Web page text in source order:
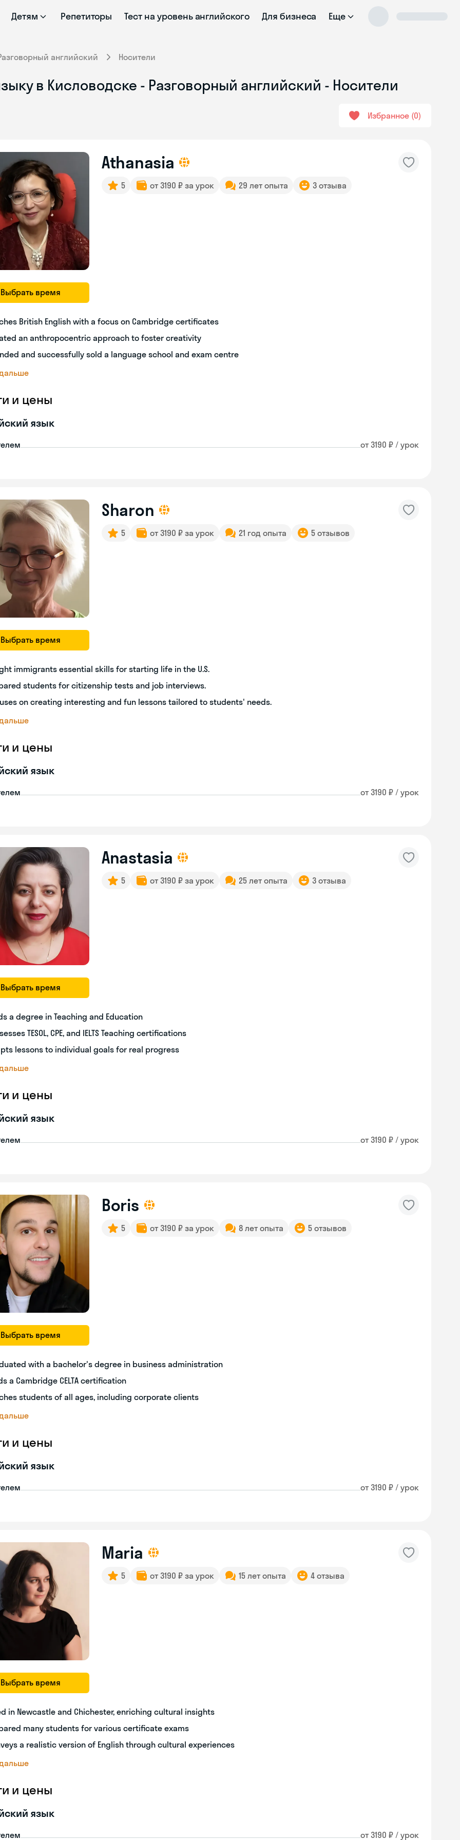
Детям Репетиторы Тест на уровень английского Для бизнеса Еще
английский Носители
в Кисловодске - Разговорный английский - Носители
Избранное 0
Выбрать время
Athanasia
5 от 3190 ₽ за урок 29 лет опыта 3 отзыва
British English with a focus on Cambridge certificates
an anthropocentric approach to foster creativity
and successfully sold a language school and exam centre
и цены
язык
от 3190 ₽ / урок
Выбрать время
Sharon
5 от 3190 ₽ за урок 21 год опыта 5 отзывов
immigrants essential skills for starting life in the U.S.
students for citizenship tests and job interviews.
on creating interesting and fun lessons tailored to students' needs.
и цены
язык
от 3190 ₽ / урок
Выбрать время
Anastasia
5 от 3190 ₽ за урок 25 лет опыта 3 отзыва
a degree in Teaching and Education
TESOL, CPE, and IELTS Teaching certifications
lessons to individual goals for real progress
и цены
язык
от 3190 ₽ / урок
Выбрать время
Boris
5 от 3190 ₽ за урок 8 лет опыта 5 отзывов
with a bachelor's degree in business administration
a Cambridge CELTA certification
students of all ages, including corporate clients
и цены
язык
от 3190 ₽ / урок
Выбрать время
Maria
5 от 3190 ₽ за урок 15 лет опыта 4 отзыва
in Newcastle and Chichester, enriching cultural insights
many students for various certificate exams
a realistic version of English through cultural experiences
и цены
язык
от 3190 ₽ / урок